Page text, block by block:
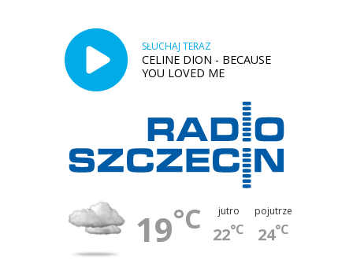
SŁUCHAJ TERAZ
CELINE DION - BECAUSE
YOU LOVED ME
19°C jutro
22°C
pojutrze
24°C